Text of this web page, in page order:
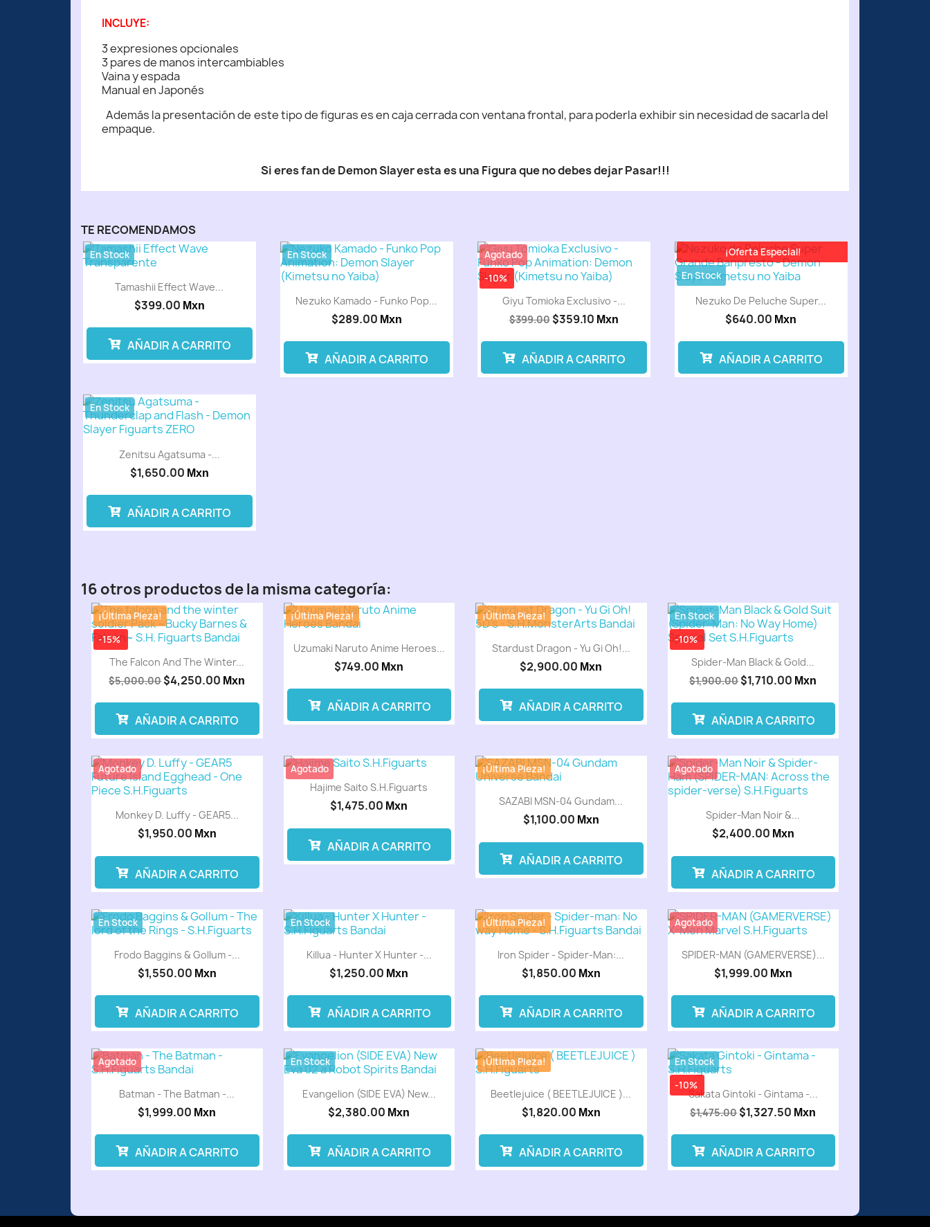
INCLUYE:
3 expresiones opcionales
3 pares de manos intercambiables
Vaina y espada
Manual en Japonés
Además la presentación de este tipo de figuras es en caja cerrada con ventana frontal, para poderla exhibir sin necesidad de sacarla del
empaque.
Si eres fan de Demon Slayer esta es una Figura que no debes dejar Pasar!!!
TE RECOMENDAMOS
Tamashii Effect Wave...
$399.00 Mxn
En Stock
AÑADIR A CARRITO
Nezuko Kamado - Funko Pop...
$289.00 Mxn
En Stock
AÑADIR A CARRITO
Giyu Tomioka Exclusivo -...
$399.00 $359.10 Mxn
-10%
Agotado
AÑADIR A CARRITO
Nezuko De Peluche Super...
$640.00 Mxn
¡Oferta Especial!
En Stock
AÑADIR A CARRITO
Zenitsu Agatsuma -...
$1,650.00 Mxn
En Stock
AÑADIR A CARRITO
16 otros productos de la misma categoría:
The Falcon And The Winter...
$5,000.00$4,250.00 Mxn
-15%
¡Última Pieza!
AÑADIR A CARRITO
Uzumaki Naruto Anime Heroes...
$749.00 Mxn
¡Última Pieza!
AÑADIR A CARRITO
Stardust Dragon - Yu Gi Oh!...
$2,900.00 Mxn
¡Última Pieza!
AÑADIR A CARRITO
Spider-Man Black & Gold...
$1,900.00$1,710.00 Mxn
-10%
En Stock
AÑADIR A CARRITO
Monkey D. Luffy - GEAR5...
$1,950.00 Mxn
Agotado
AÑADIR A CARRITO
Hajime Saito S.H.Figuarts
$1,475.00 Mxn
Agotado
AÑADIR A CARRITO
SAZABI MSN-04 Gundam...
$1,100.00 Mxn
¡Última Pieza!
AÑADIR A CARRITO
Spider-Man Noir &...
$2,400.00 Mxn
Agotado
AÑADIR A CARRITO
Frodo Baggins & Gollum -...
$1,550.00 Mxn
En Stock
AÑADIR A CARRITO
Killua - Hunter X Hunter -...
$1,250.00 Mxn
En Stock
AÑADIR A CARRITO
Iron Spider - Spider-Man:...
$1,850.00 Mxn
¡Última Pieza!
AÑADIR A CARRITO
SPIDER-MAN (GAMERVERSE)...
$1,999.00 Mxn
Agotado
AÑADIR A CARRITO
Batman - The Batman -...
$1,999.00 Mxn
Agotado
AÑADIR A CARRITO
Evangelion (SIDE EVA) New...
$2,380.00 Mxn
En Stock
AÑADIR A CARRITO
Beetlejuice ( BEETLEJUICE )...
$1,820.00 Mxn
¡Última Pieza!
AÑADIR A CARRITO
Sakata Gintoki - Gintama -...
$1,475.00$1,327.50 Mxn
-10%
En Stock
AÑADIR A CARRITO